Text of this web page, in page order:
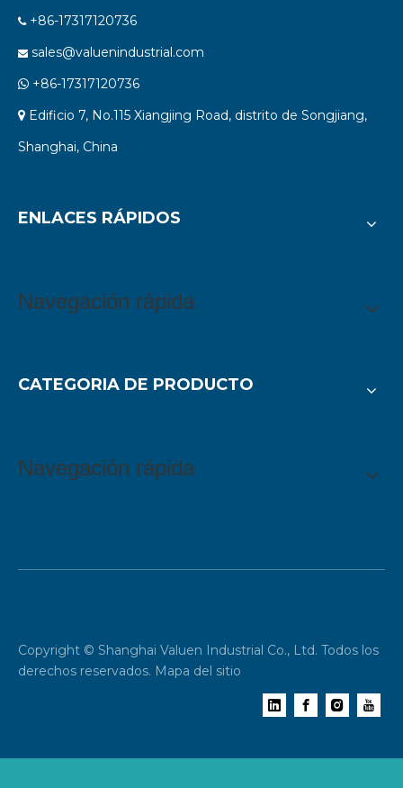
 +86-17317120736
 sales@valuenindustrial.com
 +86-17317120736
 Edificio 7, No.115 Xiangjing Road, distrito de Songjiang,
Shanghai, China
ENLACES RÁPIDOS
Navegación rápida
CATEGORIA DE PRODUCTO
Navegación rápida
Copyright © Shanghai Valuen Industrial Co., Ltd. Todos los
derechos reservados. Mapa del sitio